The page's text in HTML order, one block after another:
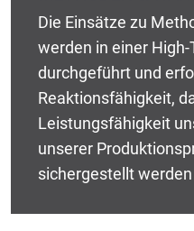
Die Einsätze zu
werden in einer
durchgeführt und
Reaktionsfähigkeit,
Leistungsfähigkeit
unserer
sichergestellt